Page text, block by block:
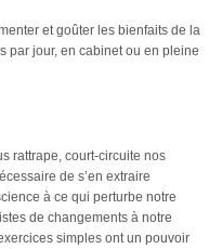
et goûter les bienfaits de la
par jour, en cabinet ou en pleine
rattrape, court-circuite nos
de s’en extraire
à ce qui perturbe notre
de changements à notre
simples ont un pouvoir